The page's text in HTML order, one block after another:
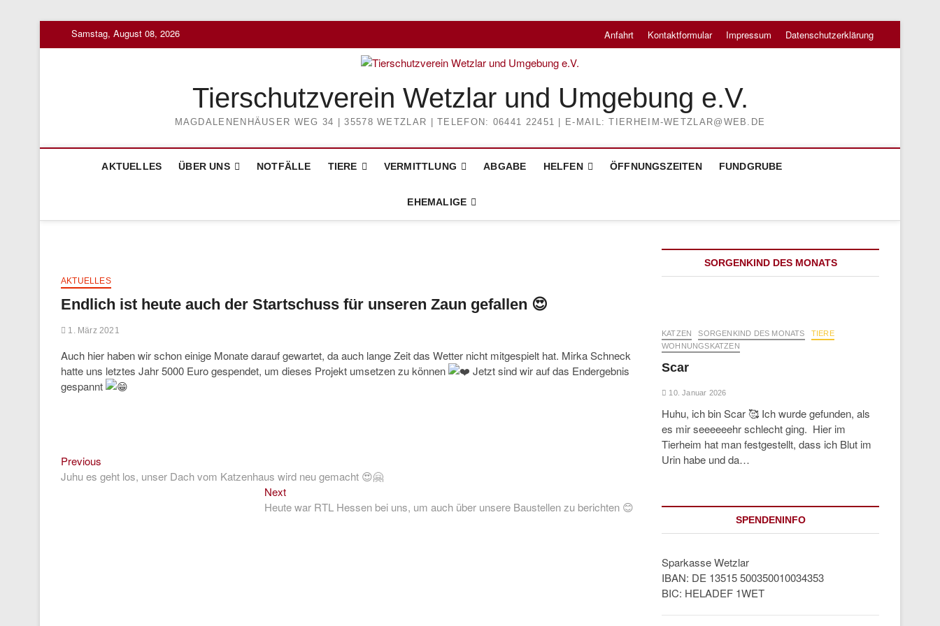
Samstag, August 08, 2026 Anfahrt Kontaktformular Impressum Datenschutzerklärung
Tierschutzverein Wetzlar und Umgebung e.V.
MAGDALENENHÄUSER WEG 34 | 35578 WETZLAR | TELEFON: 06441 22451 | E-MAIL: TIERHEIM-WETZLAR@WEB.DE
AKTUELLES ÜBER UNS NOTFÄLLE TIERE VERMITTLUNG ABGABE HELFEN ÖFFNUNGSZEITEN FUNDGRUBE
EHEMALIGE
AKTUELLES
Endlich ist heute auch der Startschuss für unseren Zaun gefallen 😍
1. März 2021
Auch hier haben wir schon einige Monate darauf gewartet, da auch lange Zeit das Wetter nicht mitgespielt hat. Mirka Schneck
hatte uns letztes Jahr 5000 Euro gespendet, um dieses Projekt umsetzen zu können
Jetzt sind wir auf das Endergebnis
gespannt
Beitragsnavigation
Previous
post:
Juhu es geht los, unser Dach vom Katzenhaus wird neu gemacht 😍🤗
NextNext
post:
Heute war RTL Hessen bei uns, um auch über unsere Baustellen zu berichten 😊
SORGENKIND DES MONATS
KATZEN SORGENKIND DES MONATS
TIERE
WOHNUNGSKATZEN
Scar
10. Januar 2026
Huhu, ich bin Scar 🥰 Ich wurde gefunden, als
es mir seeeeeehr schlecht ging. Hier im
Tierheim hat man festgestellt, dass ich Blut im
Urin habe und da…
SPENDENINFO
Sparkasse Wetzlar
IBAN: DE 13515 500350010034353
BIC: HELADEF 1WET